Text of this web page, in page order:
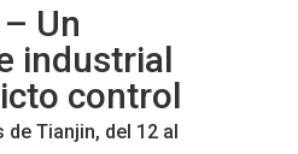
Un
industrial
control
Tianjin, del 12 al